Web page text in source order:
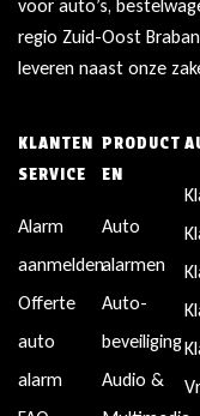
voor auto’s,
regio Zuid-Oost
leveren naast onze
KLANTEN
SERVICE
Alarm
aanmelden
Offerte
auto
alarm
PRODUCT
EN
Auto
alarmen
Auto-
beveiliging
Audio &